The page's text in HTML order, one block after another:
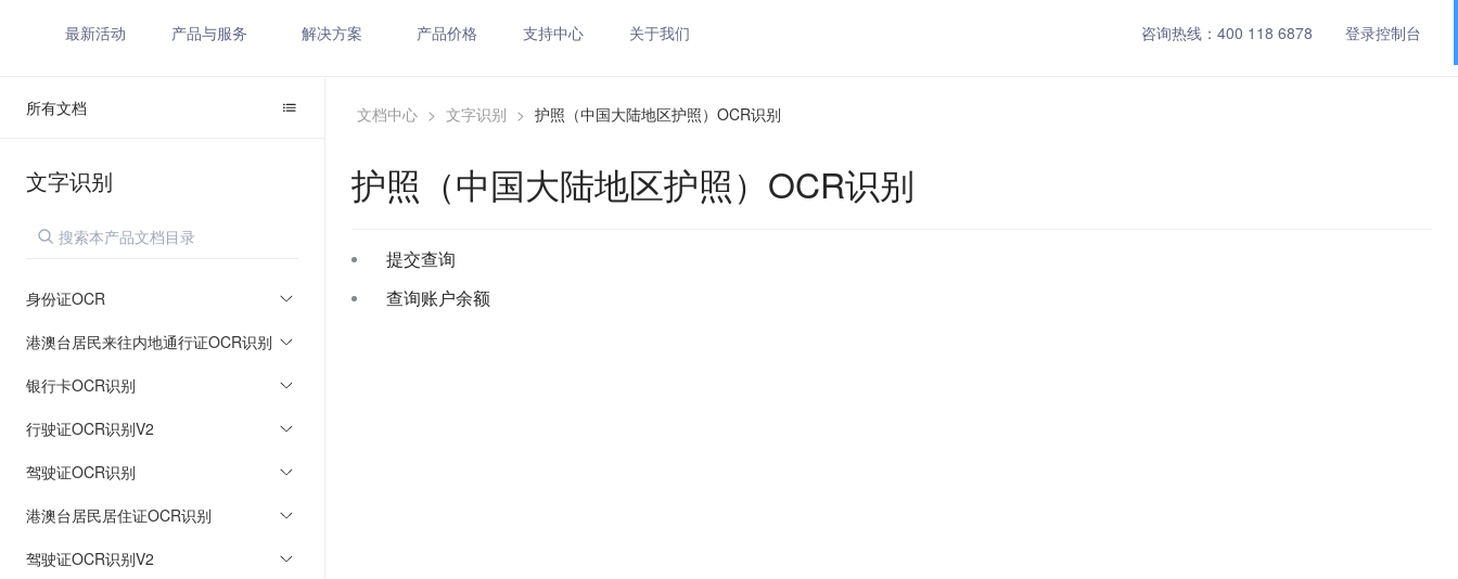
最新活动 产品与服务 解决方案 产品价格 支持中心 关于我们 咨询热线： 400 118 6878 登录控制台
所有文档
文字识别
身份证OCR
港澳台居民来往内地通行证OCR识别
银行卡OCR识别
行驶证OCR识别V2
驾驶证OCR识别
港澳台居民居住证OCR识别
驾驶证OCR识别V2
文档中心 > 文字识别 > 护照（中国大陆地区护照）OCR识别
护照（中国大陆地区护照）OCR识别
提交查询
查询账户余额